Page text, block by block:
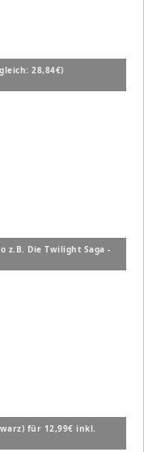
28,84€)
z.B. Die Twilight Saga -
für 12,99€ inkl.